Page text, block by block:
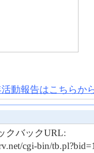
動報告はこちらか
クバックURL:
cgi-bin/